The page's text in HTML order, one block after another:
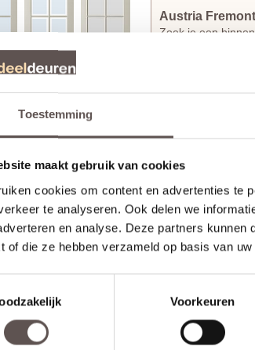
Toestemming
maakt gebruik van cookies
cookies om content en advertenties te
te analyseren. Ook delen we
en analyse. Deze partners
of die ze hebben verzameld op basis van
Voorkeuren
2.590 reviews
Austria
Zoek je een
is
ruimtelijk gevoel
Met de deuren uit
en strak resultaat
en goed te
Zoek je een
een
identieke
kies je per ruimte
de rest van de
Technische
De Austria